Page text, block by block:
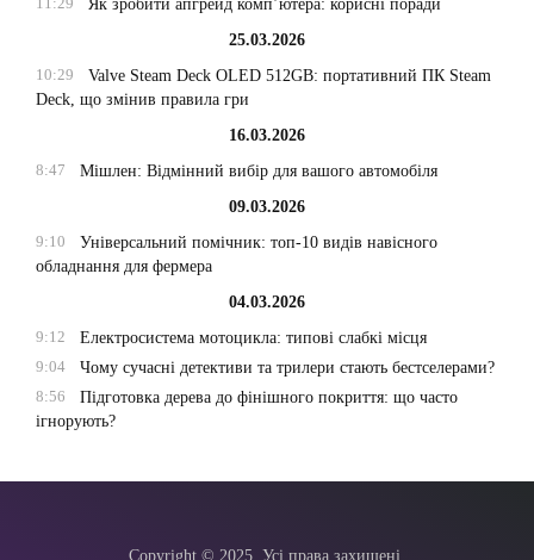
Як зробити апгрейд комп’ютера: корисні поради
25.03.2026
10:29
Valve Steam Deck OLED 512GB: портативний ПК Steam
Deck, що змінив правила гри
16.03.2026
8:47
Мішлен: Відмінний вибір для вашого автомобіля
09.03.2026
9:10
Універсальний помічник: топ-10 видів навісного
обладнання для фермера
04.03.2026
9:12
Електросистема мотоцикла: типові слабкі місця
9:04
Чому сучасні детективи та трилери стають бестселерами?
8:56
Підготовка дерева до фінішного покриття: що часто
ігнорують?
Copyright © 2025. Усі права захищені.